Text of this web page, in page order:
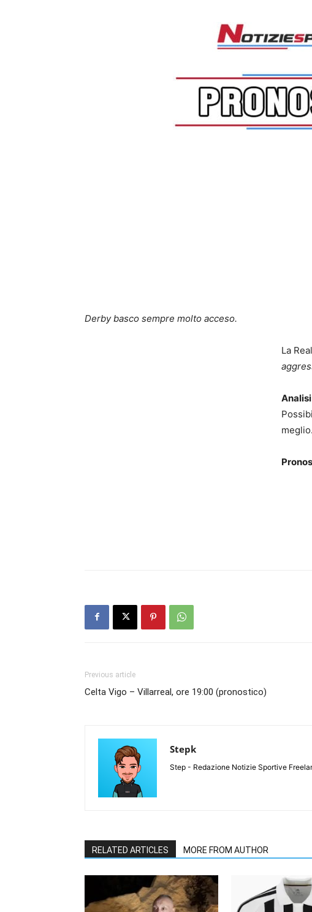
Derby basco sempre molto acceso.
La
meglio.
Previous article
Celta Vigo – Villarreal, ore 19:00 (pronostico)
Stepk
Step - Redazione Notizie Sportive
RELATED ARTICLES MORE FROM AUTHOR